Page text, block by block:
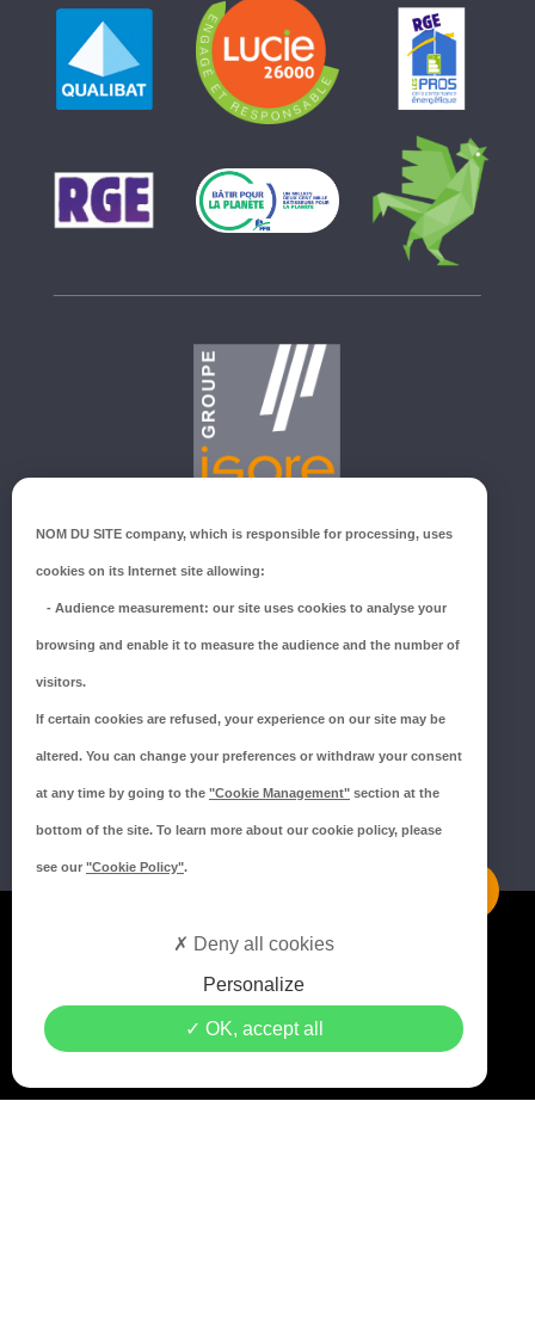
ZI du Millenium
53940 SAINT-BERTHEVIN
Tél.:02 43 66 96 51
Politique de confidentialité
Politique de cookies
Crédits MEDIAPILOTE
NOM DU SITE company, which is responsible for processing, uses
cookies on its Internet site allowing:
- Audience measurement: our site uses cookies to analyse your
browsing and enable it to measure the audience and the number of
visitors.
If certain cookies are refused, your experience on our site may be
altered. You can change your preferences or withdraw your consent
at any time by going to the "Cookie Management" section at the
bottom of the site. To learn more about our cookie policy, please
see our "Cookie Policy".
OK, accept all
Personalize
Deny all cookies